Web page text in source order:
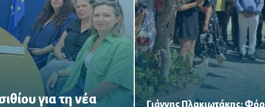
για τη νέα
Γιάννης Πλακιωτάκης:
Ο Αντιπρόεδρος της Βουλής